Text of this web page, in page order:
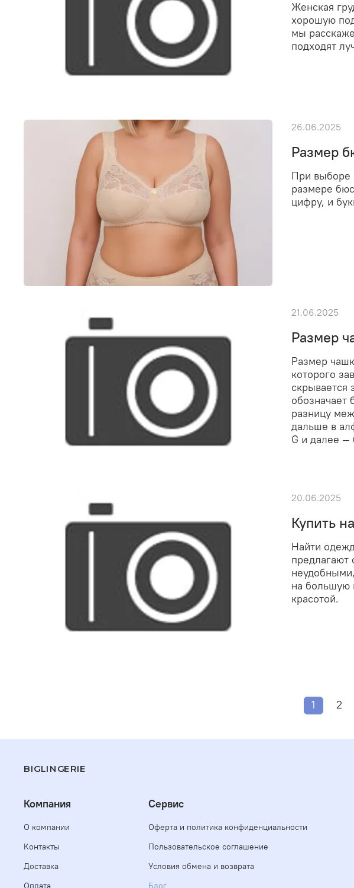
Женская
хорошую
мы
подходят
Размер
При выборе
размере
цифру, и
26.06.2025
Размер
Размер
которого
скрывается
обозначает
разницу
дальше в
G и далее —
21.06.2025
Купить
Найти
предлагают
на большую
красотой.
20.06.2025
1 2
BIGLINGERIE
Компания
О компании
Контакты
Доставка
Оплата
Сервис
Оферта и политика конфиденциальности
Пользовательское соглашение
Условия обмена и возврата
Блог